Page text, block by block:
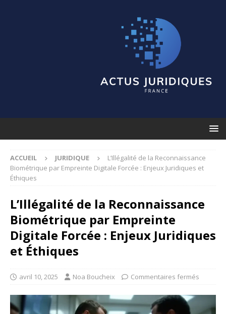
ACCUEIL JURIDIQUE
L’Illégalité de la Reconnaissance
Biométrique par Empreinte Digitale Forcée : Enjeux Juridiques et
Éthiques
L’Illégalité de la Reconnaissance
Biométrique par Empreinte
Digitale Forcée : Enjeux Juridiques
et Éthiques
avril 10, 2025 Noa Boucheix Commentaires fermés